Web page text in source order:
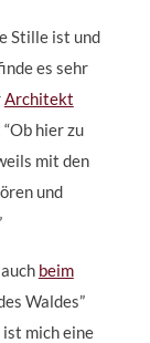
Stille ist und
es sehr
Architekt
hier zu
mit den
und
beim
Waldes”
mich eine